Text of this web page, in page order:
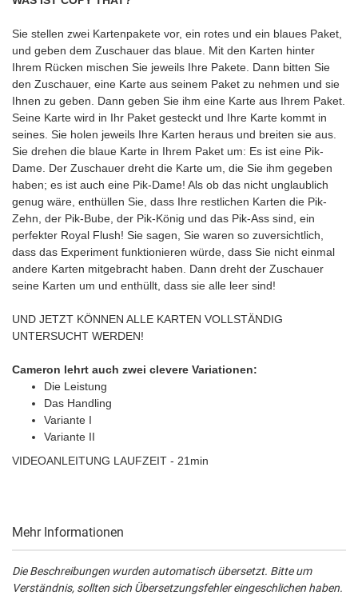
Sie stellen zwei Kartenpakete vor, ein rotes und ein blaues Paket,
und geben dem Zuschauer das blaue. Mit den Karten hinter
Ihrem Rücken mischen Sie jeweils Ihre Pakete. Dann bitten Sie
den Zuschauer, eine Karte aus seinem Paket zu nehmen und sie
Ihnen zu geben. Dann geben Sie ihm eine Karte aus Ihrem Paket.
Seine Karte wird in Ihr Paket gesteckt und Ihre Karte kommt in
seines. Sie holen jeweils Ihre Karten heraus und breiten sie aus.
Sie drehen die blaue Karte in Ihrem Paket um: Es ist eine Pik-
Dame. Der Zuschauer dreht die Karte um, die Sie ihm gegeben
haben; es ist auch eine Pik-Dame! Als ob das nicht unglaublich
genug wäre, enthüllen Sie, dass Ihre restlichen Karten die Pik-
Zehn, der Pik-Bube, der Pik-König und das Pik-Ass sind, ein
perfekter Royal Flush! Sie sagen, Sie waren so zuversichtlich,
dass das Experiment funktionieren würde, dass Sie nicht einmal
andere Karten mitgebracht haben. Dann dreht der Zuschauer
seine Karten um und enthüllt, dass sie alle leer sind!
UND JETZT KÖNNEN ALLE KARTEN VOLLSTÄNDIG
UNTERSUCHT WERDEN!
Cameron lehrt auch zwei clevere Variationen:
Die Leistung
Das Handling
Variante I
Variante II
VIDEOANLEITUNG LAUFZEIT - 21min
Mehr Informationen
Die Beschreibungen wurden automatisch übersetzt. Bitte um
Verständnis, sollten sich Übersetzungsfehler eingeschlichen haben.